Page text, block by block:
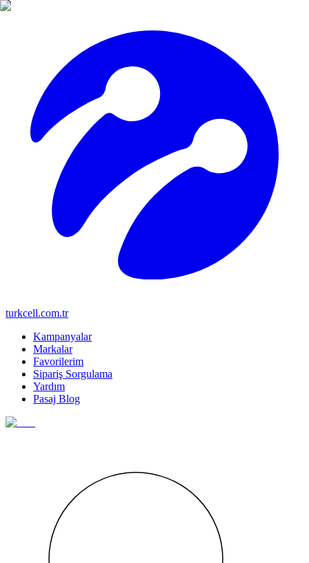
turkcell.com.tr
Kampanyalar
Markalar
Favorilerim
Sipariş Sorgulama
Yardım
Pasaj Blog